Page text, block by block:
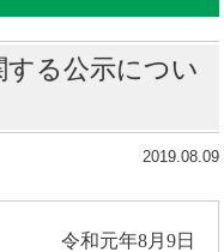
する公示につい
2019.08.09
令和元年8月 9日